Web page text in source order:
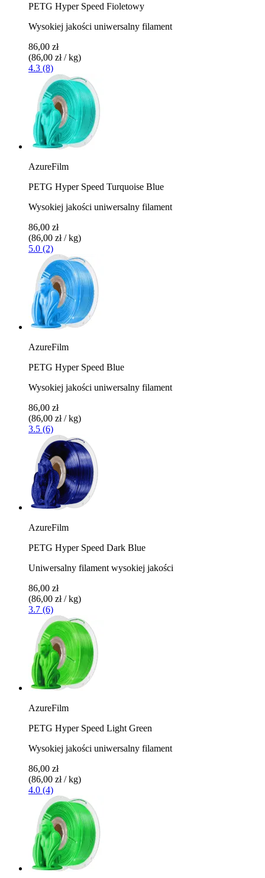
PETG Hyper Speed Fioletowy
Wysokiej jakości uniwersalny filament
86,00 zł
(86,00 zł / kg)
4.3 (8)
AzureFilm
PETG Hyper Speed Turquoise Blue
Wysokiej jakości uniwersalny filament
86,00 zł
(86,00 zł / kg)
5.0 (2)
AzureFilm
PETG Hyper Speed Blue
Wysokiej jakości uniwersalny filament
86,00 zł
(86,00 zł / kg)
3.5 (6)
AzureFilm
PETG Hyper Speed Dark Blue
Uniwersalny filament wysokiej jakości
86,00 zł
(86,00 zł / kg)
3.7 (6)
AzureFilm
PETG Hyper Speed Light Green
Wysokiej jakości uniwersalny filament
86,00 zł
(86,00 zł / kg)
4.0 (4)